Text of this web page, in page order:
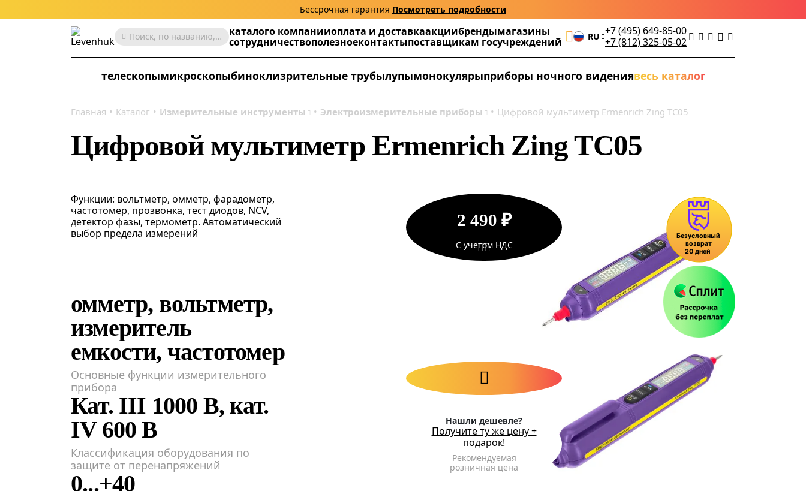
Бессрочная гарантия Посмотреть подробности
Поиск, по названию, артикулу, категории и др. каталого компанииоплата и доставкаакциибрендымагазины
сотрудничествополезноеконтактыпоставщикам госучреждений RU +7 (495) 649-85-00
+7 (812) 325-05-02
телескопымикроскопыбиноклизрительные трубылупымонокулярыприборы ночного видениявесь каталог
Главная Каталог Измерительные инструменты Электроизмерительные приборы Цифровой мультиметр Ermenrich Zing TC05
Цифровой мультиметр Ermenrich Zing TC05
2 490 ₽
С учетом НДС
Нашли дешевле?
Получите ту же цену +
подарок!
Рекомендуемая
розничная цена
Функции: вольтметр, омметр, фарадометр,
частотомер, прозвонка, тест диодов, NCV,
детектор фазы, термометр. Автоматический
выбор предела измерений
омметр, вольтметр,
измеритель
емкости, частотомер
Основные функции измерительного
прибора
Кат. III 1000 В, кат.
IV 600 В
Классификация оборудования по
защите от перенапряжений
0...+40